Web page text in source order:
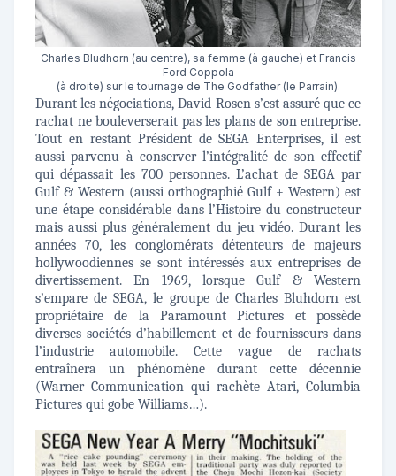
Charles Bludhorn (au centre), sa femme (à gauche) et Francis
Ford Coppola
(à droite) sur le tournage de The Godfather (le Parrain).
Durant les négociations, David Rosen s’est assuré que ce
rachat ne bouleverserait pas les plans de son entreprise.
Tout en restant Président de SEGA Enterprises, il est
aussi parvenu à conserver l’intégralité de son effectif
qui dépassait les 700 personnes. L’achat de SEGA par
Gulf & Western (aussi orthographié Gulf + Western) est
une étape considérable dans l’Histoire du constructeur
mais aussi plus généralement du jeu vidéo. Durant les
années 70, les conglomérats détenteurs de majeurs
hollywoodiennes se sont intéressés aux entreprises de
divertissement. En 1969, lorsque Gulf & Western
s’empare de SEGA, le groupe de Charles Bluhdorn est
propriétaire de la Paramount Pictures et possède
diverses sociétés d’habillement et de fournisseurs dans
l’industrie automobile. Cette vague de rachats
entraînera un phénomène durant cette décennie
(Warner Communication qui rachète Atari, Columbia
Pictures qui gobe Williams…).